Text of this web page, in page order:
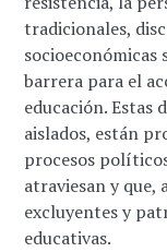
tradicionales,
socioeconómicas
barrera para el
educación. Estas
aislados, están
procesos
atraviesan y que,
excluyentes y
educativas.